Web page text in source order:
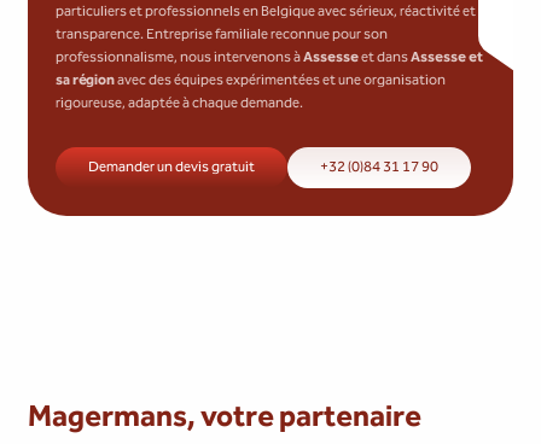
particuliers et professionnels en Belgique avec sérieux, réactivité et
transparence. Entreprise familiale reconnue pour son
professionnalisme, nous intervenons àAssesseet dansAssesse et
sa régionavec des équipes expérimentées et une organisation
rigoureuse, adaptée à chaque demande.
Demander un devis gratuit +32 (0)84 31 17 90
Magermans, votre partenaire